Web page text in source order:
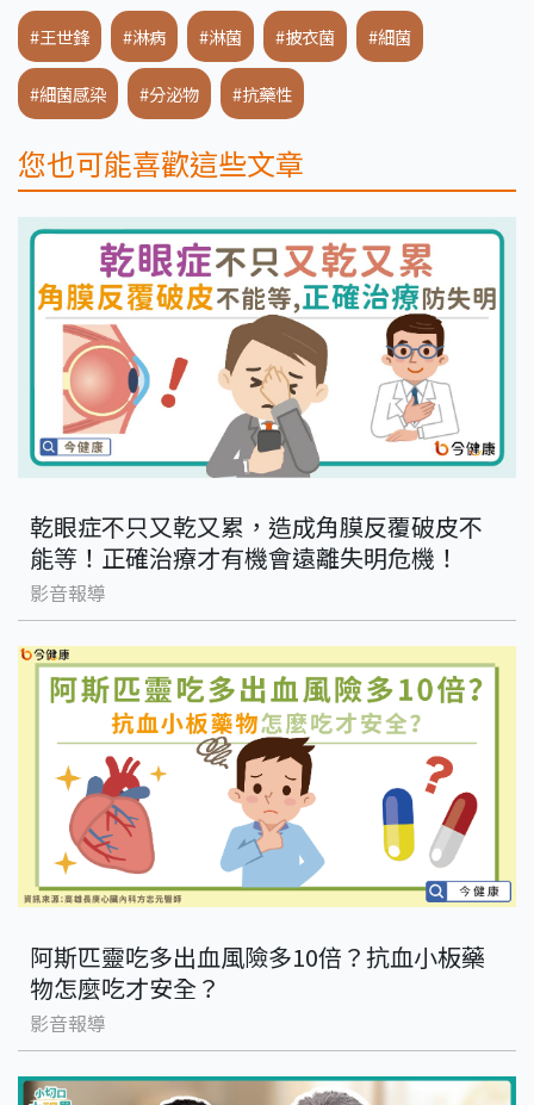
#王世鋒 #淋病 #淋菌 #披衣菌 #細菌
#細菌感染 #分泌物 #抗藥性
您也可能喜歡這些文章
乾眼症不只又乾又累，造成角膜反覆破皮不
能等！正確治療才有機會遠離失明危機！
影音報導
阿斯匹靈吃多出血風險多10倍？抗血小板藥
物怎麼吃才安全？
影音報導